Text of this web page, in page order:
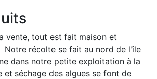
vente, tout est fait maison et
Notre récolte se fait au nord de l'île
dans notre petite exploitation à la
et séchage des algues se font de